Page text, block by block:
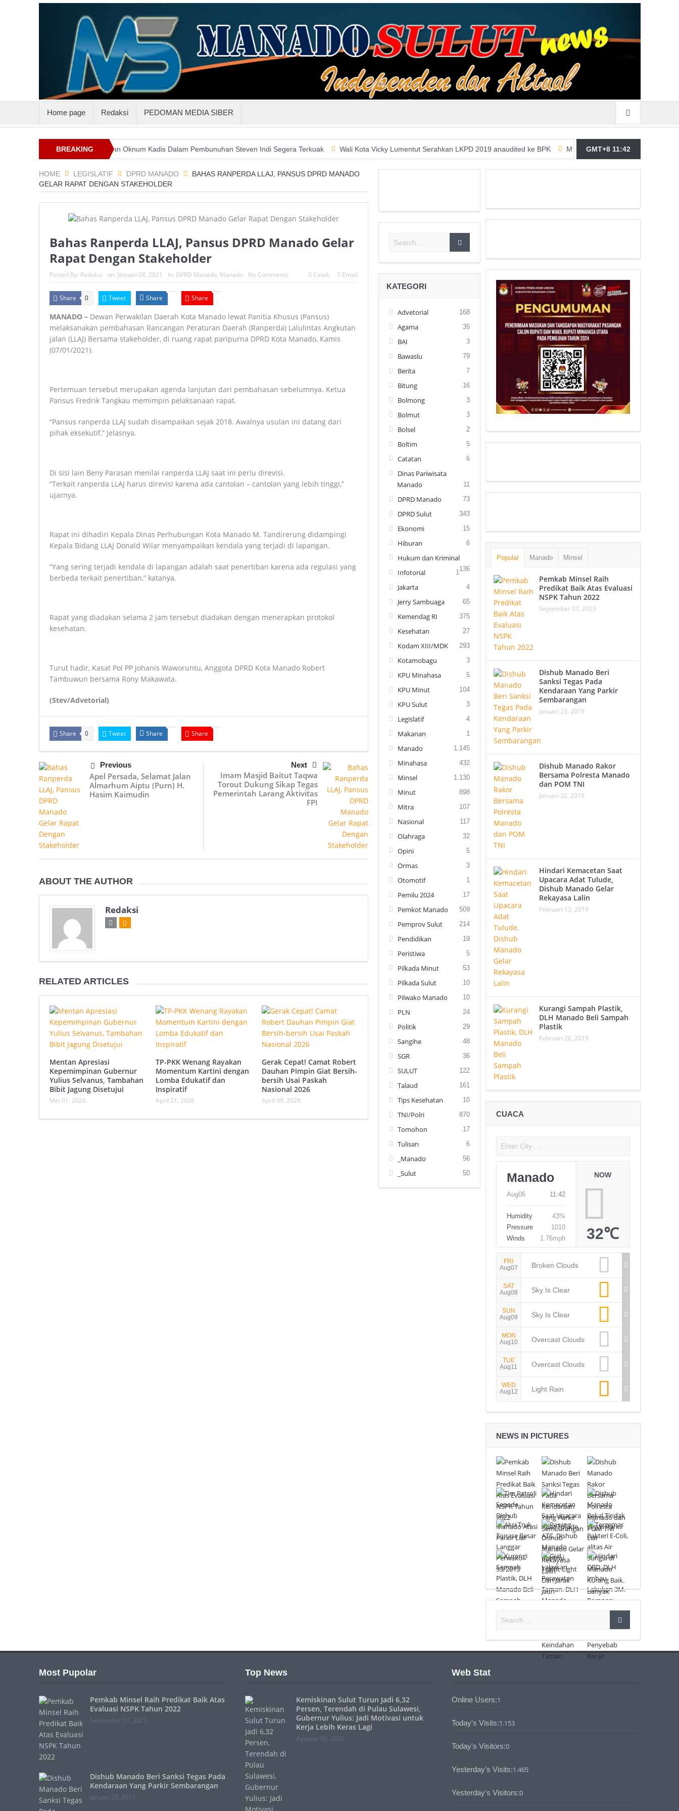
Home page Redaksi PEDOMAN MEDIA SIBER
BREAKING
NEWS
Keterlibatan Oknum Kadis Dalam Pembunuhan Steven Indi Segera Terkuak Wali Kota Vicky Lumentut Serahkan LKPD 2019 anaudited ke BPK Merasa Terpangil, GMBI Wilter Sulut Siap
GMT+8 11:42
HOME LEGISLATIF DPRD MANADO
BAHAS RANPERDA LLAJ, PANSUS DPRD MANADO
GELAR RAPAT DENGAN STAKEHOLDER
Bahas Ranperda LLAJ, Pansus DPRD Manado Gelar
Rapat Dengan Stakeholder
Posted By: Redaksi on: Januari 08, 2021 In: DPRD Manado, Manado No Comments Cetak Email
Share 0 Tweet Share Share
MANADO – Dewan Perwakilan Daerah Kota Manado lewat Panitia Khusus (Pansus)
melaksanakan pembahasan Rancangan Peraturan Daerah (Ranperda) Lalulintas Angkutan
jalan (LLAJ) Bersama stakeholder, di ruang rapat paripurna DPRD Kota Manado, Kamis
(07/01/2021).
Pertemuan tersebut merupakan agenda lanjutan dari pembahasan sebelumnya. Ketua
Pansus Fredrik Tangkau memimpin pelaksanaan rapat.
“Pansus ranperda LLAJ sudah disampaikan sejak 2018. Awalnya usulan ini datang dari
pihak eksekutif,” Jelasnya.
Di sisi lain Beny Parasan menilai ranperda LLAJ saat ini perlu direvisi.
“Terkait ranperda LLAJ harus direvisi karena ada cantolan – cantolan yang lebih tinggi,”
ujarnya.
Rapat ini dihadiri Kepala Dinas Perhubungan Kota Manado M. Tandirerung didampingi
Kepala Bidang LLAJ Donald Wilar menyampaikan kendala yang terjadi di lapangan.
“Yang sering terjadi kendala di lapangan adalah saat penertiban karena ada regulasi yang
berbeda terkait penertiban,” katanya.
Rapat yang diadakan selama 2 jam tersebut diadakan dengan menerapkan protokol
kesehatan.
Turut hadir, Kasat Pol PP Johanis Waworuntu, Anggota DPRD Kota Manado Robert
Tambuwun bersama Rony Makawata.
(Stev/Advetorial)
Share 0 Tweet Share Share
Previous
Apel Persada, Selamat Jalan
Almarhum Aiptu (Purn) H.
Hasim Kaimudin
Next
Imam Masjid Baitut Taqwa
Torout Dukung Sikap Tegas
Pemerintah Larang Aktivitas
FPI
ABOUT THE AUTHOR
Redaksi
RELATED ARTICLES
Mentan Apresiasi
Kepemimpinan Gubernur
Yulius Selvanus, Tambahan
Bibit Jagung Disetujui
Mei 01, 2026
TP-PKK Wenang Rayakan
Momentum Kartini dengan
Lomba Edukatif dan
Inspiratif
April 21, 2026
Gerak Cepat! Camat Robert
Dauhan Pimpin Giat Bersih-
bersih Usai Paskah
Nasional 2026
April 09, 2026
KATEGORI
Advetorial 168
Agama 35
BAI 3
Bawaslu 79
Berita 7
Bitung 16
Bolmong 3
Bolmut 3
Bolsel 2
Boltim 5
Catatan 6
Dinas Pariwisata
Manado
11
DPRD Manado 73
DPRD Sulut 343
Ekonomi 15
Hiburan 6
Hukum dan Kriminal
136
Infotorial 1
Jakarta 4
Jerry Sambuaga 65
Kemendag RI 375
Kesehatan 27
Kodam XIII/MDK 293
Kotamobagu 3
KPU Minahasa 5
KPU Minut 104
KPU Sulut 3
Legislatif 4
Makanan 1
Manado 1.145
Minahasa 432
Minsel 1.130
Minut 898
Mitra 107
Nasional 117
Olahraga 32
Opini 5
Ormas 3
Otomotif 1
Pemilu 2024 17
Pemkot Manado 509
Pemprov Sulut 214
Pendidikan 19
Peristiwa 5
Pilkada Minut 53
Pilkada Sulut 10
Pilwako Manado 10
PLN 24
Politik 29
Sangihe 48
SGR 36
SULUT 122
Talaud 161
Tips Kesehatan 10
TNI/Polri 870
Tomohon 17
Tulisan 6
_Manado 56
_Sulut 50
Popular Manado Minsel
Pemkab Minsel Raih
Predikat Baik Atas Evaluasi
NSPK Tahun 2022
September 07, 2023
Dishub Manado Beri
Sanksi Tegas Pada
Kendaraan Yang Parkir
Sembarangan
Januari 23, 2019
Dishub Manado Rakor
Bersama Polresta Manado
dan POM TNI
Januari 22, 2019
Hindari Kemacetan Saat
Upacara Adat Tulude,
Dishub Manado Gelar
Rekayasa Lalin
Februari 13, 2019
Kurangi Sampah Plastik,
DLH Manado Beli Sampah
Plastik
Februari 26, 2019
CUACA
Manado
Aug06 11:42
Humidity
43%
Pressure
1010
Winds
1.76mph
NOW
32℃
FRI
Aug07
Broken Clouds
SAT
Aug08
Sky Is Clear
SUN
Aug09
Sky Is Clear
MON
Aug10
Overcast Clouds
TUE
Aug11
Overcast Clouds
WED
Aug12
Light Rain
NEWS IN PICTURES
Most Pupolar
Pemkab Minsel Raih Predikat Baik Atas
Evaluasi NSPK Tahun 2022
September 07, 2023
Dishub Manado Beri Sanksi Tegas Pada
Kendaraan Yang Parkir Sembarangan
Januari 23, 2019
Top News
Kemiskinan Sulut Turun Jadi 6,32
Persen, Terendah di Pulau Sulawesi,
Gubernur Yulius: Jadi Motivasi untuk
Kerja Lebih Keras Lagi
Agustus 05, 2026
Web Stat
Online Users:1
Today's Visits:1.153
Today's Visitors:0
Yesterday's Visits:1.465
Yesterday's Visitors:0